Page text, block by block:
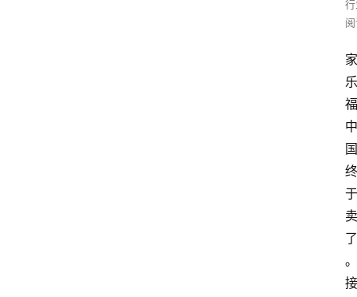
家
乐
福
中
国
终
于
卖
了
。
接